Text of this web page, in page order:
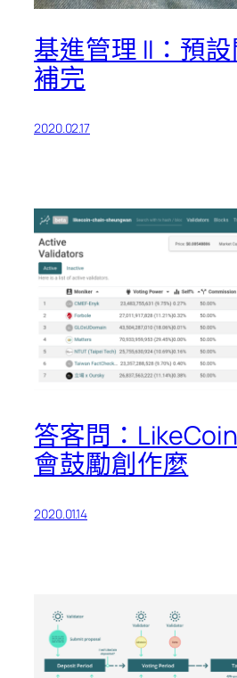
基進管理 II：預
補完
2020.02.17
答客問：
會鼓勵創作麼
2020.01.14